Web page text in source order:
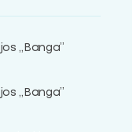
„Banga”
„Banga”